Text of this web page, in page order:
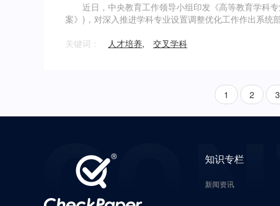
近日，中央教育工作领导小组印发《高等教育学科
案》)，对深入推进学科专业设置调整优化工作作出系统部
关键词：
人才培养, 交叉学科
1 2 3
知识专栏
新闻资讯